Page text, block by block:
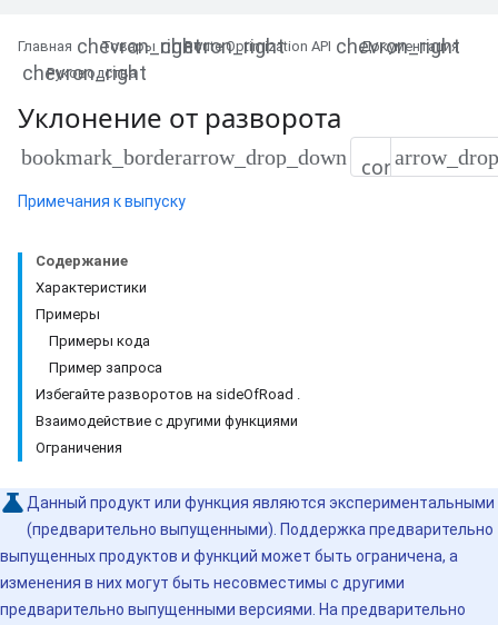
Главная Товары Route Optimization API
Документация
Руководства
Уклонение от разворота
bookmark_border
Примечания к выпуску
Содержание
Характеристики
Примеры
Примеры кода
Пример запроса
Избегайте разворотов на sideOfRoad .
Взаимодействие с другими функциями
Ограничения
Данный продукт или функция являются экспериментальными
(предварительно выпущенными). Поддержка предварительно
выпущенных продуктов и функций может быть ограничена, а
изменения в них могут быть несовместимы с другими
предварительно выпущенными версиями. На предварительно